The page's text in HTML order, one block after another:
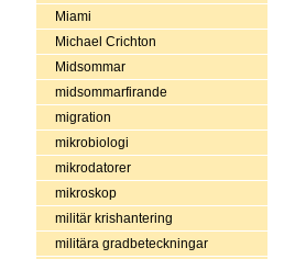
Miami
Michael Crichton
Midsommar
midsommarfirande
migration
mikrobiologi
mikrodatorer
mikroskop
militär krishantering
militära gradbeteckningar